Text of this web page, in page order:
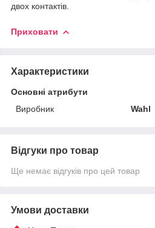
двох контактів.
Приховати
Характеристики
Основні атрибути
Виробник
Wahl
Відгуки про товар
Ще немає відгуків про цей товар
Умови доставки